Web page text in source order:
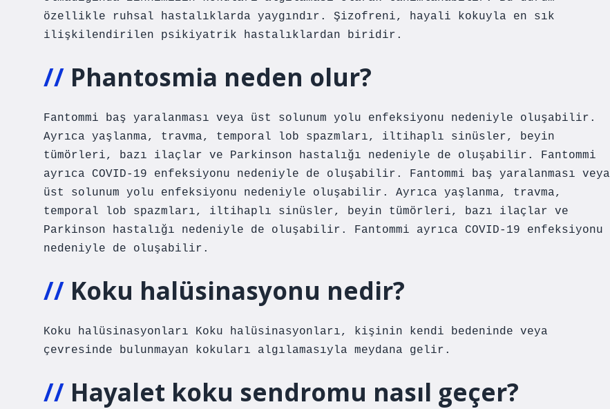
özellikle ruhsal hastalıklarda yaygındır. Şizofreni, hayali kokuyla en sık
ilişkilendirilen psikiyatrik hastalıklardan biridir.
Phantosmia neden olur?
Fantommi baş yaralanması veya üst solunum yolu enfeksiyonu nedeniyle oluşabilir.
Ayrıca yaşlanma, travma, temporal lob spazmları, iltihaplı sinüsler, beyin
tümörleri, bazı ilaçlar ve Parkinson hastalığı nedeniyle de oluşabilir. Fantommi
ayrıca COVID-19 enfeksiyonu nedeniyle de oluşabilir. Fantommi baş yaralanması veya
üst solunum yolu enfeksiyonu nedeniyle oluşabilir. Ayrıca yaşlanma, travma,
temporal lob spazmları, iltihaplı sinüsler, beyin tümörleri, bazı ilaçlar ve
Parkinson hastalığı nedeniyle de oluşabilir. Fantommi ayrıca COVID-19 enfeksiyonu
nedeniyle de oluşabilir.
Koku halüsinasyonu nedir?
Koku halüsinasyonları Koku halüsinasyonları, kişinin kendi bedeninde veya
çevresinde bulunmayan kokuları algılamasıyla meydana gelir.
Hayalet koku sendromu nasıl geçer?